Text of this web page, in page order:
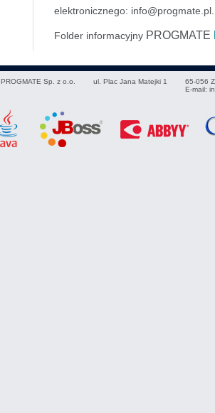
elektronicznego: info@progmate.pl.
Folder informacyjny PROGMATE
PROGMATE Sp. z o.o. ul. Plac Jana Matejki 1 65-056
E-mail: